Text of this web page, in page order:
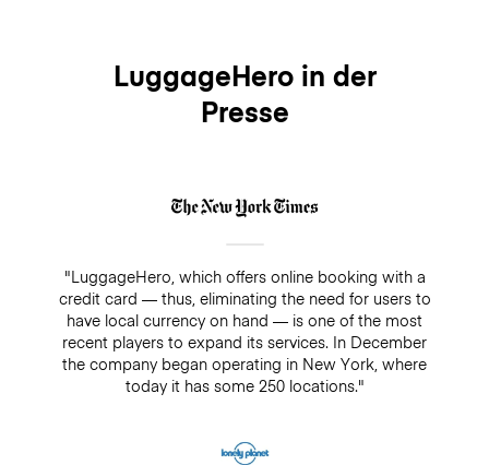
LuggageHero in der
Presse
"LuggageHero, which offers online booking with a
credit card — thus, eliminating the need for users to
have local currency on hand — is one of the most
recent players to expand its services. In December
the company began operating in New York, where
today it has some 250 locations."